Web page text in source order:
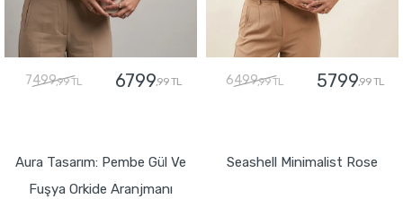
7499,99 TL 6799,99 TL 6499,99 TL 5799,99 TL
Aura Tasarım: Pembe Gül Ve
Fuşya Orkide Aranjmanı
Seashell Minimalist Rose